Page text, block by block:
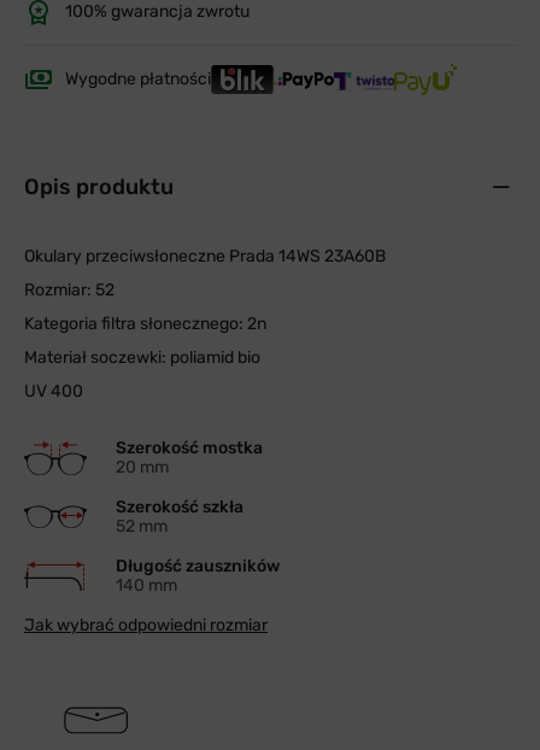
100% gwarancja zwrotu
Wygodne płatności
Opis produktu
Okulary przeciwsłoneczne Prada 14WS 23A60B
Rozmiar: 52
Kategoria filtra słonecznego: 2n
Materiał soczewki: poliamid bio
UV 400
Szerokość mostka
20 mm
Szerokość szkła
52 mm
Długość zauszników
140 mm
Jak wybrać odpowiedni rozmiar